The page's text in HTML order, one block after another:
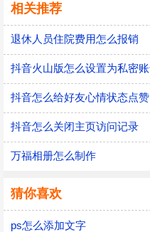
相关推荐
退休人员住院费用怎么报销
抖音火山版怎么设置为私密
抖音怎么给好友心情状态点赞
抖音怎么关闭主页访问记录
万福相册怎么制作
猜你喜欢
ps怎么添加文字